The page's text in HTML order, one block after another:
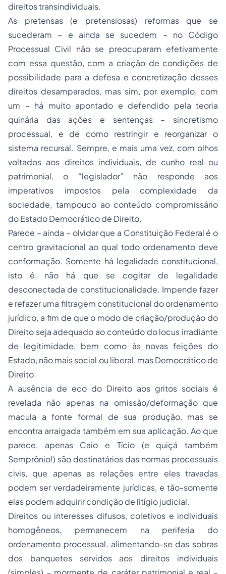
direitos transindividuais.
As pretensas (e pretensiosas) reformas que se
sucederam – e ainda se sucedem – no Código
Processual Civil não se preocuparam efetivamente
com essa questão, com a criação de condições de
possibilidade para a defesa e concretização desses
direitos desamparados, mas sim, por exemplo, com
um – há muito apontado e defendido pela teoria
quinária das ações e sentenças – sincretismo
processual, e de como restringir e reorganizar o
sistema recursal. Sempre, e mais uma vez, com olhos
voltados aos direitos individuais, de cunho real ou
patrimonial, o “legislador” não responde aos
imperativos impostos pela complexidade da
sociedade, tampouco ao conteúdo compromissário
do Estado Democrático de Direito.
Parece – ainda – olvidar que a Constituição Federal é o
centro gravitacional ao qual todo ordenamento deve
conformação. Somente há legalidade constitucional,
isto é, não há que se cogitar de legalidade
desconectada de constitucionalidade. Impende fazer
e refazer uma filtragem constitucional do ordenamento
jurídico, a fim de que o modo de criação/produção do
Direito seja adequado ao conteúdo dolocus irradiante
de legitimidade, bem como às novas feições do
Estado, não mais social ou liberal, mas Democrático de
Direito.
A ausência de eco do Direito aos gritos sociais é
revelada não apenas na omissão/deformação que
macula a fonte formal de sua produção, mas se
encontra arraigada também em sua aplicação. Ao que
parece, apenas Caio e Tício (e quiçá também
Semprônio!) são destinatários das normas processuais
civis, que apenas as relações entre eles travadas
podem ser verdadeiramente jurídicas, e tão-somente
elas podem adquirir condição de litígio judicial.
Direitos ou interesses difusos, coletivos e individuais
homogêneos, permanecem na periferia do
ordenamento processual, alimentando-se das sobras
dos banquetes servidos aos direitos individuais